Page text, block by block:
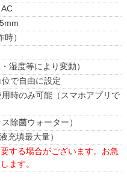
）
湿度等により変動）
で自由に設定
時のみ可能（スマホアプリで
除菌ウォーター）
充填最大量）
する場合がございます。お急
ます。